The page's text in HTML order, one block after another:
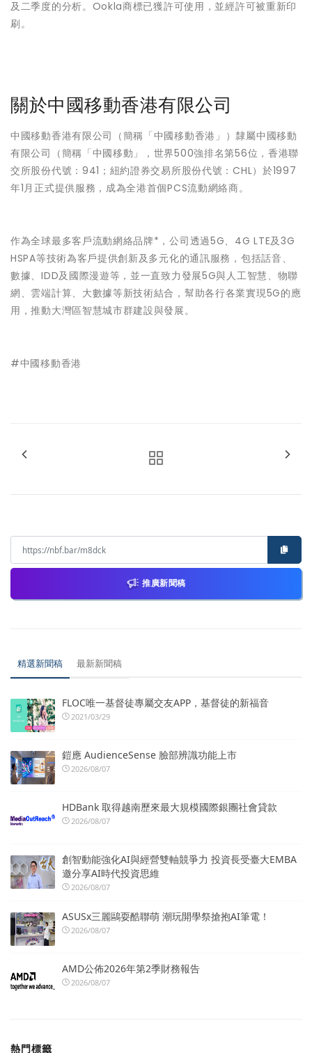
及二季度的分析。Ookla商標已獲許可使用，並經許可被重新印
刷。
關於中國移動香港有限公司
中國移動香港有限公司（簡稱「中國移動香港」）隸屬中國移動
有限公司（簡稱「中國移動」，世界500強排名第56位，香港聯
交所股份代號：941；紐約證券交易所股份代號：CHL）於1997
年1月正式提供服務，成為全港首個PCS流動網絡商。
作為全球最多客戶流動網絡品牌*，公司透過5G、4G LTE及3G
HSPA等技術為客戶提供創新及多元化的通訊服務，包括話音、
數據、IDD及國際漫遊等，並一直致力發展5G與人工智慧、物聯
網、雲端計算、大數據等新技術結合，幫助各行各業實現5G的應
用，推動大灣區智慧城市群建設與發展。
#中國移動香港
推廣新聞稿
精選新聞稿 最新新聞稿
FLOC唯一基督徒專屬交友APP，基督徒的新福音
2021/03/29
鎧應 AudienceSense 臉部辨識功能上市
2026/08/07
HDBank 取得越南歷來最大規模國際銀團社會貸款
2026/08/07
創智動能強化AI與經營雙軸競爭力 投資長受臺大EMBA
邀分享AI時代投資思維
2026/08/07
ASUSx三麗鷗耍酷聯萌 潮玩開學祭搶抱AI筆電！
2026/08/07
AMD公佈2026年第2季財務報告
2026/08/07
熱門標籤